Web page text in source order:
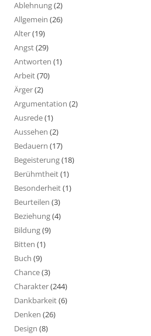
Ablehnung(2)
Allgemein (26)
Alter(19)
Angst(29)
Antworten (1)
Arbeit(70)
Ärger(2)
Argumentation (2)
Ausrede(1)
Aussehen (2)
Bedauern (17)
Begeisterung(18)
Berühmtheit(1)
Besonderheit(1)
Beurteilen (3)
Beziehung(4)
Bildung(9)
Bitten (1)
Buch (9)
Chance(3)
Charakter(244)
Dankbarkeit(6)
Denken (26)
Design (8)